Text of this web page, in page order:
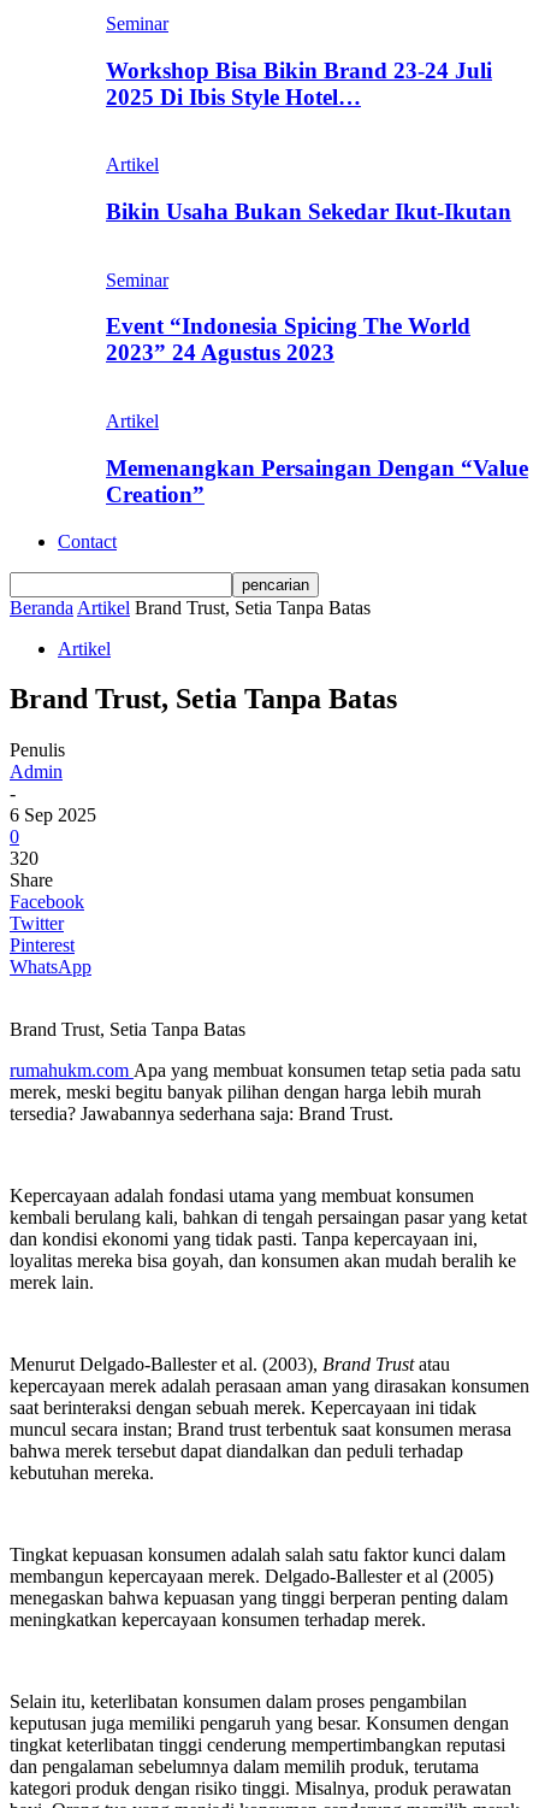
Seminar
Workshop Bisa Bikin Brand 23-24 Juli
2025 Di Ibis Style Hotel…
Artikel
Bikin Usaha Bukan Sekedar Ikut-Ikutan
Seminar
Event “Indonesia Spicing The World
2023” 24 Agustus 2023
Artikel
Memenangkan Persaingan Dengan “Value
Creation”
Contact
Beranda Artikel Brand Trust, Setia Tanpa Batas
Artikel
Brand Trust, Setia Tanpa Batas
Penulis
Admin
-
6 Sep 2025
0
320
Share
Facebook
Twitter
Pinterest
WhatsApp
Brand Trust, Setia Tanpa Batas
rumahukm.com Apa yang membuat konsumen tetap setia pada satu
merek, meski begitu banyak pilihan dengan harga lebih murah
tersedia? Jawabannya sederhana saja: Brand Trust.
Kepercayaan adalah fondasi utama yang membuat konsumen
kembali berulang kali, bahkan di tengah persaingan pasar yang ketat
dan kondisi ekonomi yang tidak pasti. Tanpa kepercayaan ini,
loyalitas mereka bisa goyah, dan konsumen akan mudah beralih ke
merek lain.
Menurut Delgado-Ballester et al. (2003), Brand Trustatau
kepercayaan merek adalah perasaan aman yang dirasakan konsumen
saat berinteraksi dengan sebuah merek. Kepercayaan ini tidak
muncul secara instan; Brand trust terbentuk saat konsumen merasa
bahwa merek tersebut dapat diandalkan dan peduli terhadap
kebutuhan mereka.
Tingkat kepuasan konsumen adalah salah satu faktor kunci dalam
membangun kepercayaan merek. Delgado-Ballester et al (2005)
menegaskan bahwa kepuasan yang tinggi berperan penting dalam
meningkatkan kepercayaan konsumen terhadap merek.
Selain itu, keterlibatan konsumen dalam proses pengambilan
keputusan juga memiliki pengaruh yang besar. Konsumen dengan
tingkat keterlibatan tinggi cenderung mempertimbangkan reputasi
dan pengalaman sebelumnya dalam memilih produk, terutama
kategori produk dengan risiko tinggi. Misalnya, produk perawatan